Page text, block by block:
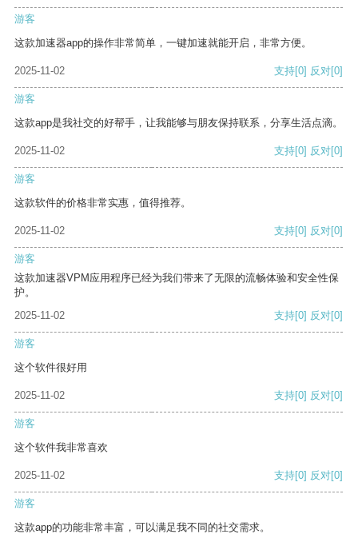
游客
这款加速器app的操作非常简单，一键加速就能开启，非常方便。
2025-11-02 支持[0] 反对[0]
游客
这款app是我社交的好帮手，让我能够与朋友保持联系，分享生活点滴。
2025-11-02 支持[0] 反对[0]
游客
这款软件的价格非常实惠，值得推荐。
2025-11-02 支持[0] 反对[0]
游客
这款加速器VPM应用程序已经为我们带来了无限的流畅体验和安全性保
护。
2025-11-02
支持[0] 反对[0]
游客
这个软件很好用
2025-11-02 支持[0] 反对[0]
游客
这个软件我非常喜欢
2025-11-02 支持[0] 反对[0]
游客
这款app的功能非常丰富，可以满足我不同的社交需求。